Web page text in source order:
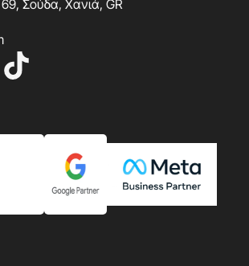
Σούδα, Χανιά, GR